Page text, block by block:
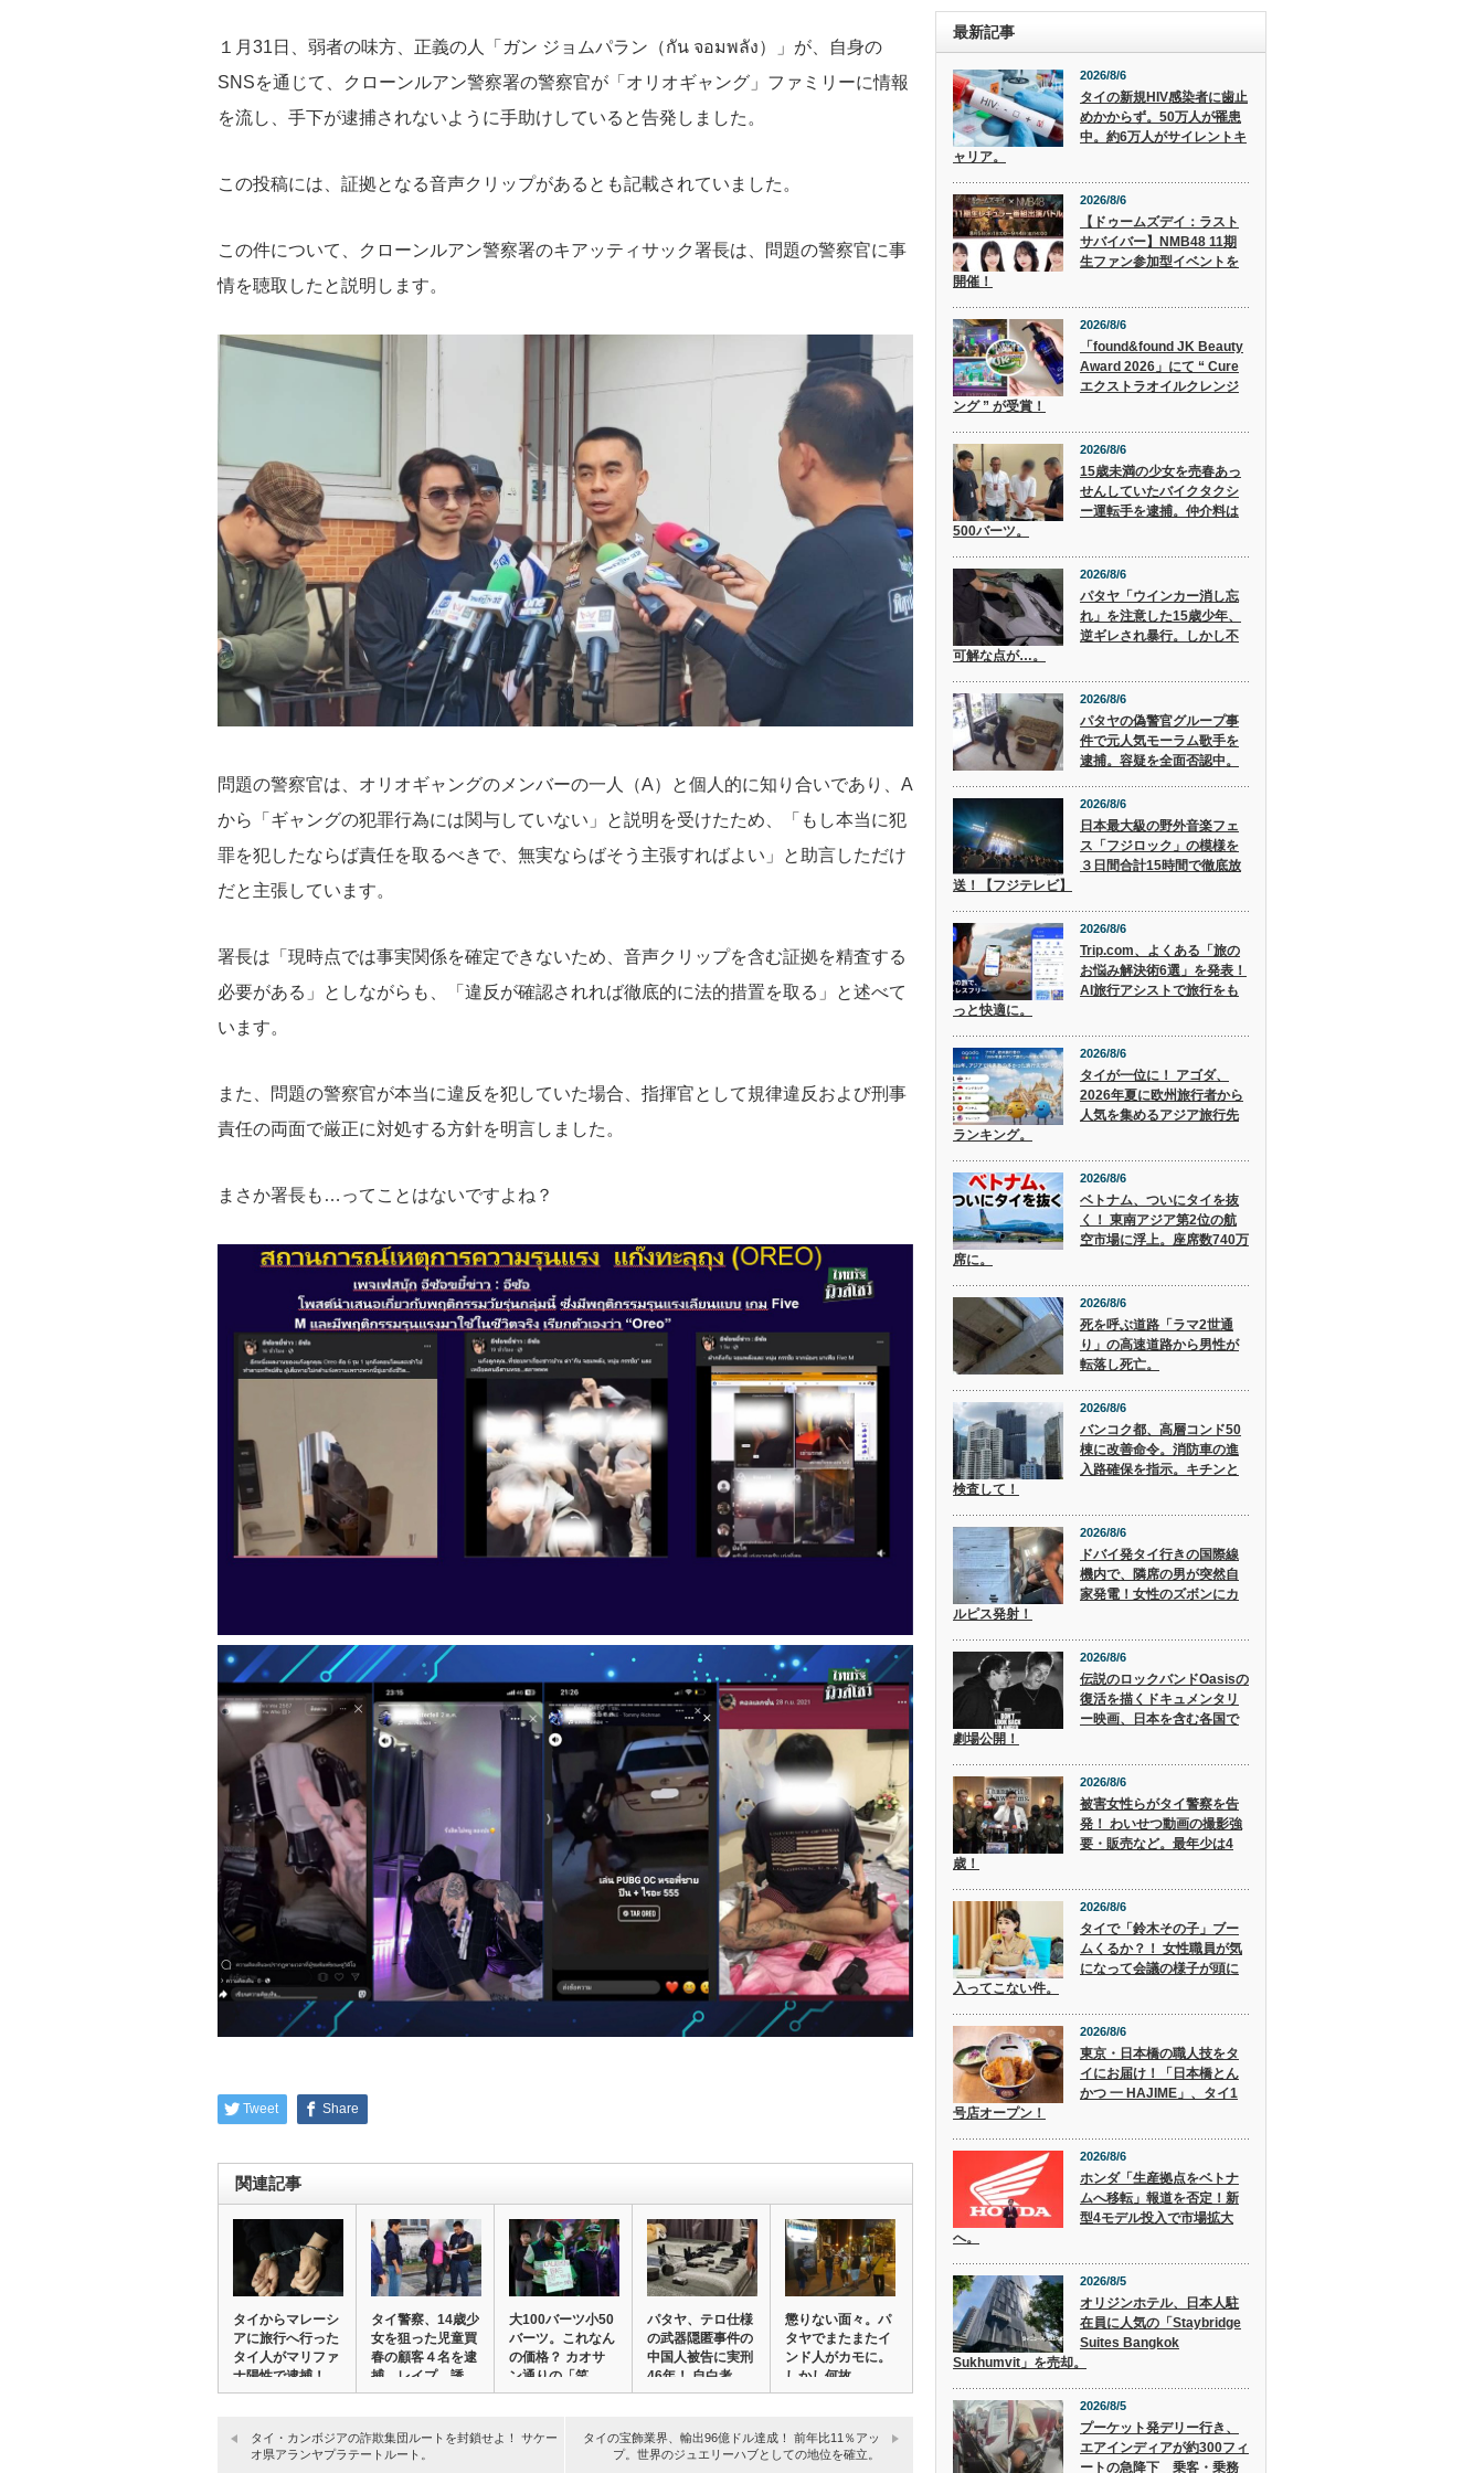
１月31日、弱者の味方、正義の人「ガン ジョムパラン（กัน จอมพลัง）」が、自身の
SNSを通じて、クローンルアン警察署の警察官が「オリオギャング」ファミリーに情報
を流し、手下が逮捕されないように手助けしていると告発しました。
この投稿には、証拠となる音声クリップがあるとも記載されていました。
この件について、クローンルアン警察署のキアッティサック署長は、問題の警察官に事
情を聴取したと説明します。
問題の警察官は、オリオギャングのメンバーの一人（A）と個人的に知り合いであり、A
から「ギャングの犯罪行為には関与していない」と説明を受けたため、「もし本当に犯
罪を犯したならば責任を取るべきで、無実ならばそう主張すればよい」と助言しただけ
だと主張しています。
署長は「現時点では事実関係を確定できないため、音声クリップを含む証拠を精査する
必要がある」としながらも、「違反が確認されれば徹底的に法的措置を取る」と述べて
います。
また、問題の警察官が本当に違反を犯していた場合、指揮官として規律違反および刑事
責任の両面で厳正に対処する方針を明言しました。
まさか署長も…ってことはないですよね？
Tweet Share
関連記事
タイからマレーシ
アに旅行へ行った
タイ人がマリファ
ナ陽性で逮捕！
…
タイ警察、14歳少
女を狙った児童買
春の顧客４名を逮
捕。レイプ、誘…
大100バーツ小50
バーツ。これなん
の価格？ カオサ
ン通りの「笑…
パタヤ、テロ仕様
の武器隠匿事件の
中国人被告に実刑
46年！ 自白考…
懲りない面々。パ
タヤでまたまたイ
ンド人がカモに。
しかし何故…。
タイ・カンボジアの詐欺集団ルートを封鎖せよ！ サケー
オ県アランヤプラテートルート。
タイの宝飾業界、輸出96億ドル達成！ 前年比11％アッ
プ。世界のジュエリーハブとしての地位を確立。
最新記事
2026/8/6
タイの新規HIV感染者に歯止
めかからず。50万人が罹患
中。約6万人がサイレントキ
ャリア。
2026/8/6
【ドゥームズデイ：ラスト
サバイバー】NMB48 11期
生ファン参加型イベントを
開催！
2026/8/6
「found&found JK Beauty
Award 2026」にて “ Cure
エクストラオイルクレンジ
ング ” が受賞！
2026/8/6
15歳未満の少女を売春あっ
せんしていたバイクタクシ
ー運転手を逮捕。仲介料は
500バーツ。
2026/8/6
パタヤ「ウインカー消し忘
れ」を注意した15歳少年、
逆ギレされ暴行。しかし不
可解な点が…。
2026/8/6
パタヤの偽警官グループ事
件で元人気モーラム歌手を
逮捕。容疑を全面否認中。
2026/8/6
日本最大級の野外音楽フェ
ス「フジロック」の模様を
３日間合計15時間で徹底放
送！【フジテレビ】
2026/8/6
Trip.com、よくある「旅の
お悩み解決術6選」を発表！
AI旅行アシストで旅行をも
っと快適に。
2026/8/6
タイが一位に！ アゴダ、
2026年夏に欧州旅行者から
人気を集めるアジア旅行先
ランキング。
2026/8/6
ベトナム、ついにタイを抜
く！ 東南アジア第2位の航
空市場に浮上。座席数740万
席に。
2026/8/6
死を呼ぶ道路「ラマ2世通
り」の高速道路から男性が
転落し死亡。
2026/8/6
バンコク都、高層コンド50
棟に改善命令。消防車の進
入路確保を指示。キチンと
検査して！
2026/8/6
ドバイ発タイ行きの国際線
機内で、隣席の男が突然自
家発電！女性のズボンにカ
ルピス発射！
2026/8/6
伝説のロックバンドOasisの
復活を描くドキュメンタリ
ー映画、日本を含む各国で
劇場公開！
2026/8/6
被害女性らがタイ警察を告
発！ わいせつ動画の撮影強
要・販売など。最年少は4
歳！
2026/8/6
タイで「鈴木その子」ブー
ムくるか？！ 女性職員が気
になって会議の様子が頭に
入ってこない件。
2026/8/6
東京・日本橋の職人技をタ
イにお届け！「日本橋とん
かつ 一 HAJIME」、タイ1
号店オープン！
2026/8/6
ホンダ「生産拠点をベトナ
ムへ移転」報道を否定！新
型4モデル投入で市場拡大
へ。
2026/8/5
オリジンホテル、日本人駐
在員に人気の「Staybridge
Suites Bangkok
Sukhumvit」を売却。
2026/8/5
プーケット発デリー行き、
エアインディアが約300フィ
ートの急降下 乗客・乗務